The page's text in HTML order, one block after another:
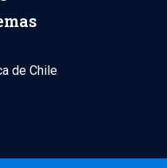
de Chile